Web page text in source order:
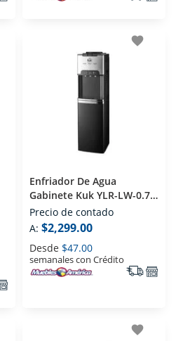
favorite
Enfriador De Agua
Gabinete Kuk YLR-LW-0.7-
5-83LA Negro
Precio de contado
A: $2,299.00
Desde $47.00
semanales con Crédito
favorite